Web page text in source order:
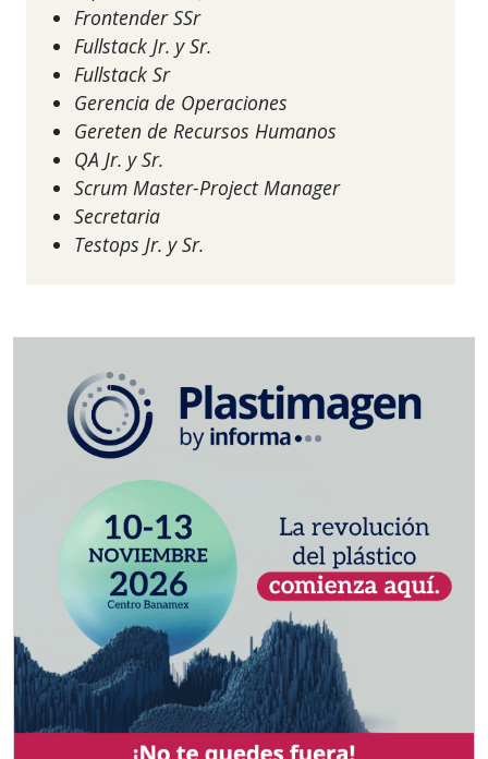
Frontender SSr
Fullstack Jr. y Sr.
Fullstack Sr
Gerencia de Operaciones
Gereten de Recursos Humanos
QA Jr. y Sr.
Scrum Master-Project Manager
Secretaria
Testops Jr. y Sr.